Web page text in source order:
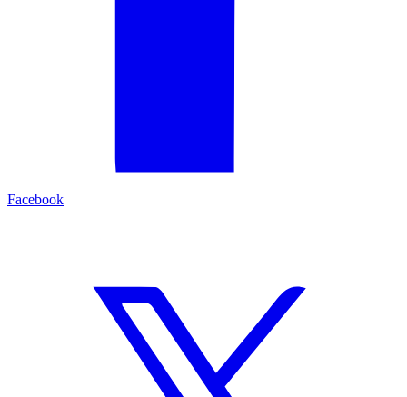
Facebook